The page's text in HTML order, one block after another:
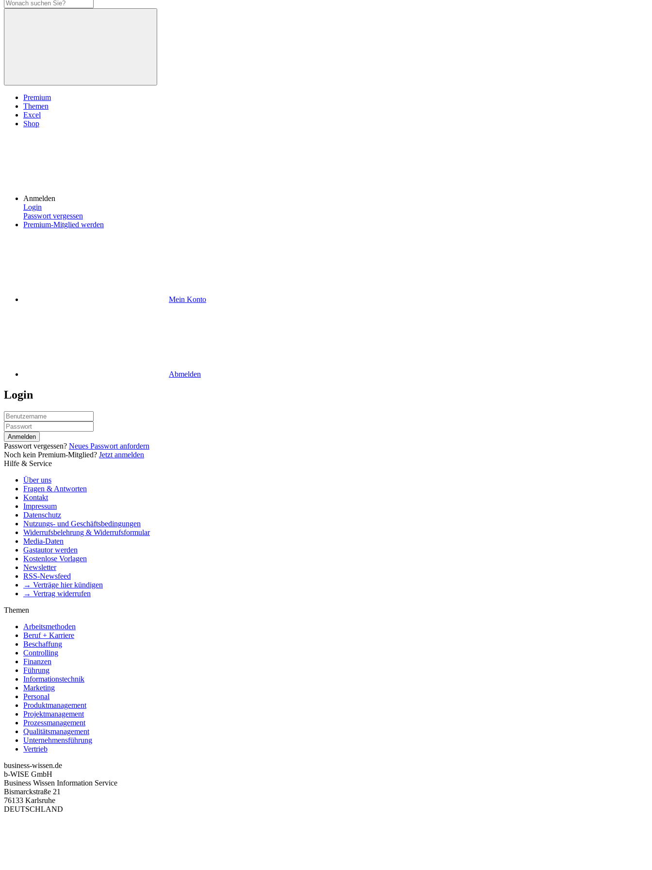
Premium
Themen
Excel
Shop
Anmelden
Login
Passwort vergessen
Premium-Mitglied werden
Mein Konto
Abmelden
Login
Anmelden
Passwort vergessen? Neues Passwort anfordern
Noch kein Premium-Mitglied? Jetzt anmelden
Hilfe & Service
Über uns
Fragen & Antworten
Kontakt
Impressum
Datenschutz
Nutzungs- und Geschäftsbedingungen
Widerrufsbelehrung & Widerrufsformular
Media-Daten
Gastautor werden
Kostenlose Vorlagen
Newsletter
RSS-Newsfeed
→ Verträge hier kündigen
→ Vertrag widerrufen
Themen
Arbeitsmethoden
Beruf + Karriere
Beschaffung
Controlling
Finanzen
Führung
Informationstechnik
Marketing
Personal
Produktmanagement
Projektmanagement
Prozessmanagement
Qualitätsmanagement
Unternehmensführung
Vertrieb
business-wissen.de
b-WISE GmbH
Business Wissen Information Service
Bismarckstraße 21
76133 Karlsruhe
DEUTSCHLAND